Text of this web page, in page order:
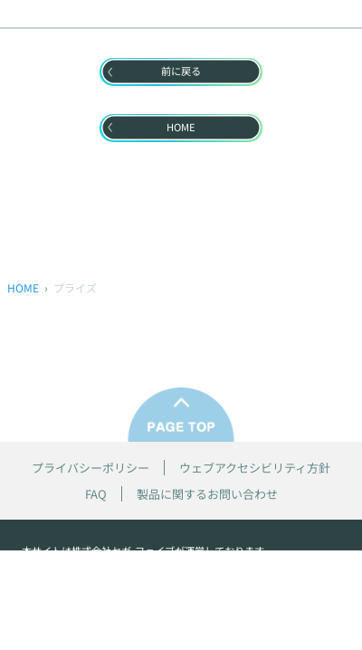
前に戻る
HOME
HOME プライズ
プライバシーポリシー
ウェブアクセシビリティ方針
FAQ
製品に関するお問い合わせ
本サイトは株式会社セガ フェイブが運営しております。